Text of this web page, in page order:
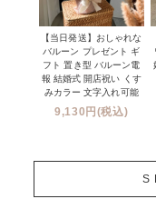
デコレーションセット
プロップスバルーン
オプション
成人式・卒業式・入
その他お祝い
クリスマス
新商品
~３０００円
~５５００円
セミオーダーについ
フリンジバルーンに
コンフェッティバル
【当日発送】おしゃれな
バルーン プレゼント ギ
フト 置き型 バルーン電
報 結婚式 開店祝い くす
みカラー 文字入れ可能
9,130円(税込)